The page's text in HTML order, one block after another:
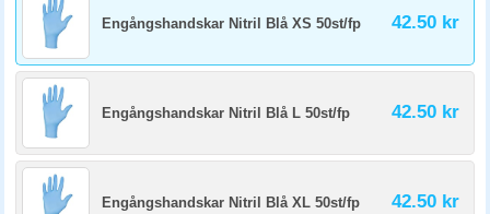
Engångshandskar Nitril Blå XS 50st/fp 42.50 kr
Engångshandskar Nitril Blå L 50st/fp 42.50 kr
Engångshandskar Nitril Blå XL 50st/fp 42.50 kr